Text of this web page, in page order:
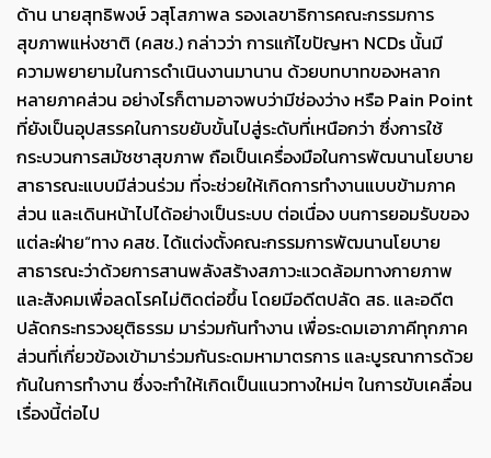
ด้าน นายสุทธิพงษ์ วสุโสภาพล รองเลขาธิการคณะกรรมการ
สุขภาพแห่งชาติ (คสช.) กล่าวว่า การแก้ไขปัญหา NCDs นั้นมี
ความพยายามในการดำเนินงานมานาน ด้วยบทบาทของหลาก
หลายภาคส่วน อย่างไรก็ตามอาจพบว่ามีช่องว่าง หรือ Pain Point
ที่ยังเป็นอุปสรรคในการขยับขั้นไปสู่ระดับที่เหนือกว่า ซึ่งการใช้
กระบวนการสมัชชาสุขภาพ ถือเป็นเครื่องมือในการพัฒนานโยบาย
สาธารณะแบบมีส่วนร่วม ที่จะช่วยให้เกิดการทำงานแบบข้ามภาค
ส่วน และเดินหน้าไปได้อย่างเป็นระบบ ต่อเนื่อง บนการยอมรับของ
แต่ละฝ่าย“ทาง คสช. ได้แต่งตั้งคณะกรรมการพัฒนานโยบาย
สาธารณะว่าด้วยการสานพลังสร้างสภาวะแวดล้อมทางกายภาพ
และสังคมเพื่อลดโรคไม่ติดต่อขึ้น โดยมีอดีตปลัด สธ. และอดีต
ปลัดกระทรวงยุติธรรม มาร่วมกันทำงาน เพื่อระดมเอาภาคีทุกภาค
ส่วนที่เกี่ยวข้องเข้ามาร่วมกันระดมหามาตรการ และบูรณาการด้วย
กันในการทำงาน ซึ่งจะทำให้เกิดเป็นแนวทางใหม่ๆ ในการขับเคลื่อน
เรื่องนี้ต่อไป